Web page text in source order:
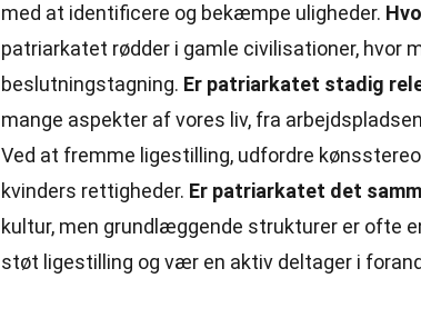
med at identificere og bekæmpe uligheder.
patriarkatet rødder i gamle civilisationer, hvor
beslutningstagning. Er patriarkatet stadig
mange aspekter af vores liv, fra
Ved at fremme ligestilling, udfordre
kvinders rettigheder. Er patriarkatet det
kultur, men grundlæggende strukturer er ofte
støt ligestilling og vær en aktiv deltager i